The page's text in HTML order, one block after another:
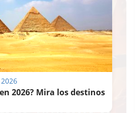
2026
2026? Mira los destinos